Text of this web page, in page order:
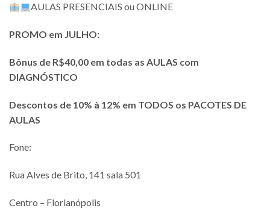
AULAS PRESENCIAIS ou ONLINE
PROMO em JULHO:
Bônus de R$40,00 em todas as AULAS com
DIAGNÓSTICO
Descontos de 10% à 12% em TODOS os PACOTES DE
AULAS
Fone:
Rua Alves de Brito, 141 sala 501
Centro – Florianópolis